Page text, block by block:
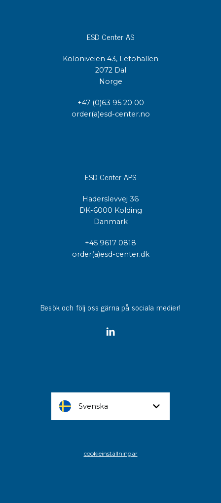
ESD Center AS
Koloniveien 43, Letohallen
2072 Dal
Norge
+47 (0)63 95 20 00
order(a)esd-center.no
ESD Center APS
Haderslevvej 36
DK-6000 Kolding
Danmark
+45 9617 0818
order(a)esd-center.dk
Besök och följ oss gärna på sociala medier!
Svenska
cookieinställningar